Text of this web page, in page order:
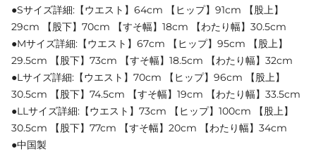
●Sサイズ詳細:【ウエスト】64cm 【ヒップ】91cm 【股上】
29cm 【股下】70cm 【すそ幅】18cm 【わたり幅】30.5cm
●Mサイズ詳細:【ウエスト】67cm 【ヒップ】95cm 【股上】
29.5cm 【股下】73cm 【すそ幅】18.5cm 【わたり幅】32cm
●Lサイズ詳細:【ウエスト】70cm 【ヒップ】96cm 【股上】
30.5cm 【股下】74.5cm 【すそ幅】19cm 【わたり幅】33.5cm
●LLサイズ詳細:【ウエスト】73cm 【ヒップ】100cm 【股上】
30.5cm 【股下】77cm 【すそ幅】20cm 【わたり幅】34cm
●中国製